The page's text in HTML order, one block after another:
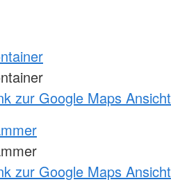
zur Google Maps Ansicht
zur Google Maps Ansicht